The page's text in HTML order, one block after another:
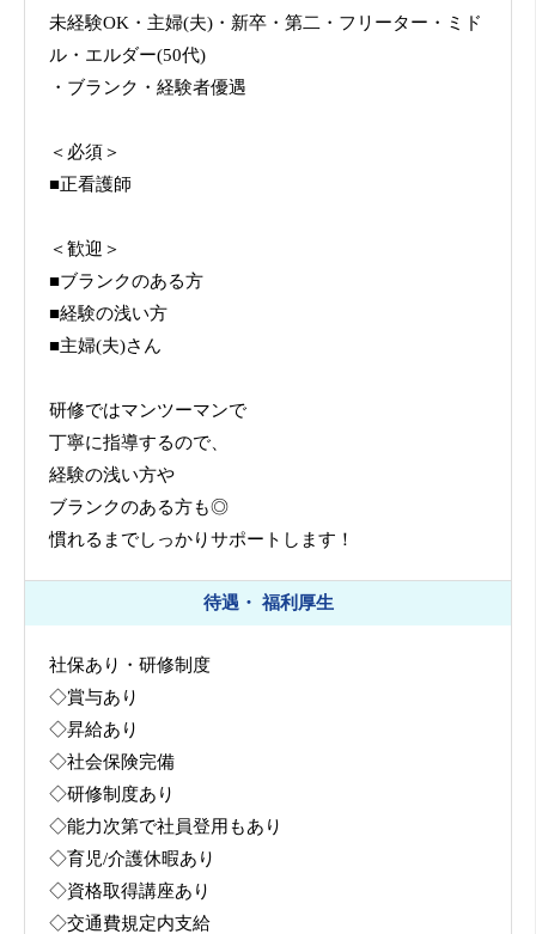
未経験OK・主婦(夫)・新卒・第二・フリーター・ミド
ル・エルダー(50代)
・ブランク・経験者優遇
＜必須＞
■正看護師
＜歓迎＞
■ブランクのある方
■経験の浅い方
■主婦(夫)さん
研修ではマンツーマンで
丁寧に指導するので、
経験の浅い方や
ブランクのある方も◎
慣れるまでしっかりサポートします！
待遇・ 福利厚生
社保あり・研修制度
◇賞与あり
◇昇給あり
◇社会保険完備
◇研修制度あり
◇能力次第で社員登用もあり
◇育児/介護休暇あり
◇資格取得講座あり
◇交通費規定内支給